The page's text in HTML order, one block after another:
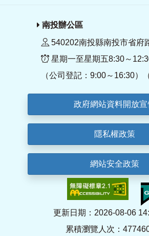
南投辦公區
540202南投縣南投市省府
星期一至星期五8:30～
（公司登記：9:00～16:30）
政府網站資料開放宣
隱私權政策
網站安全政策
更新日期：2026-08-06
累積瀏覽人次：